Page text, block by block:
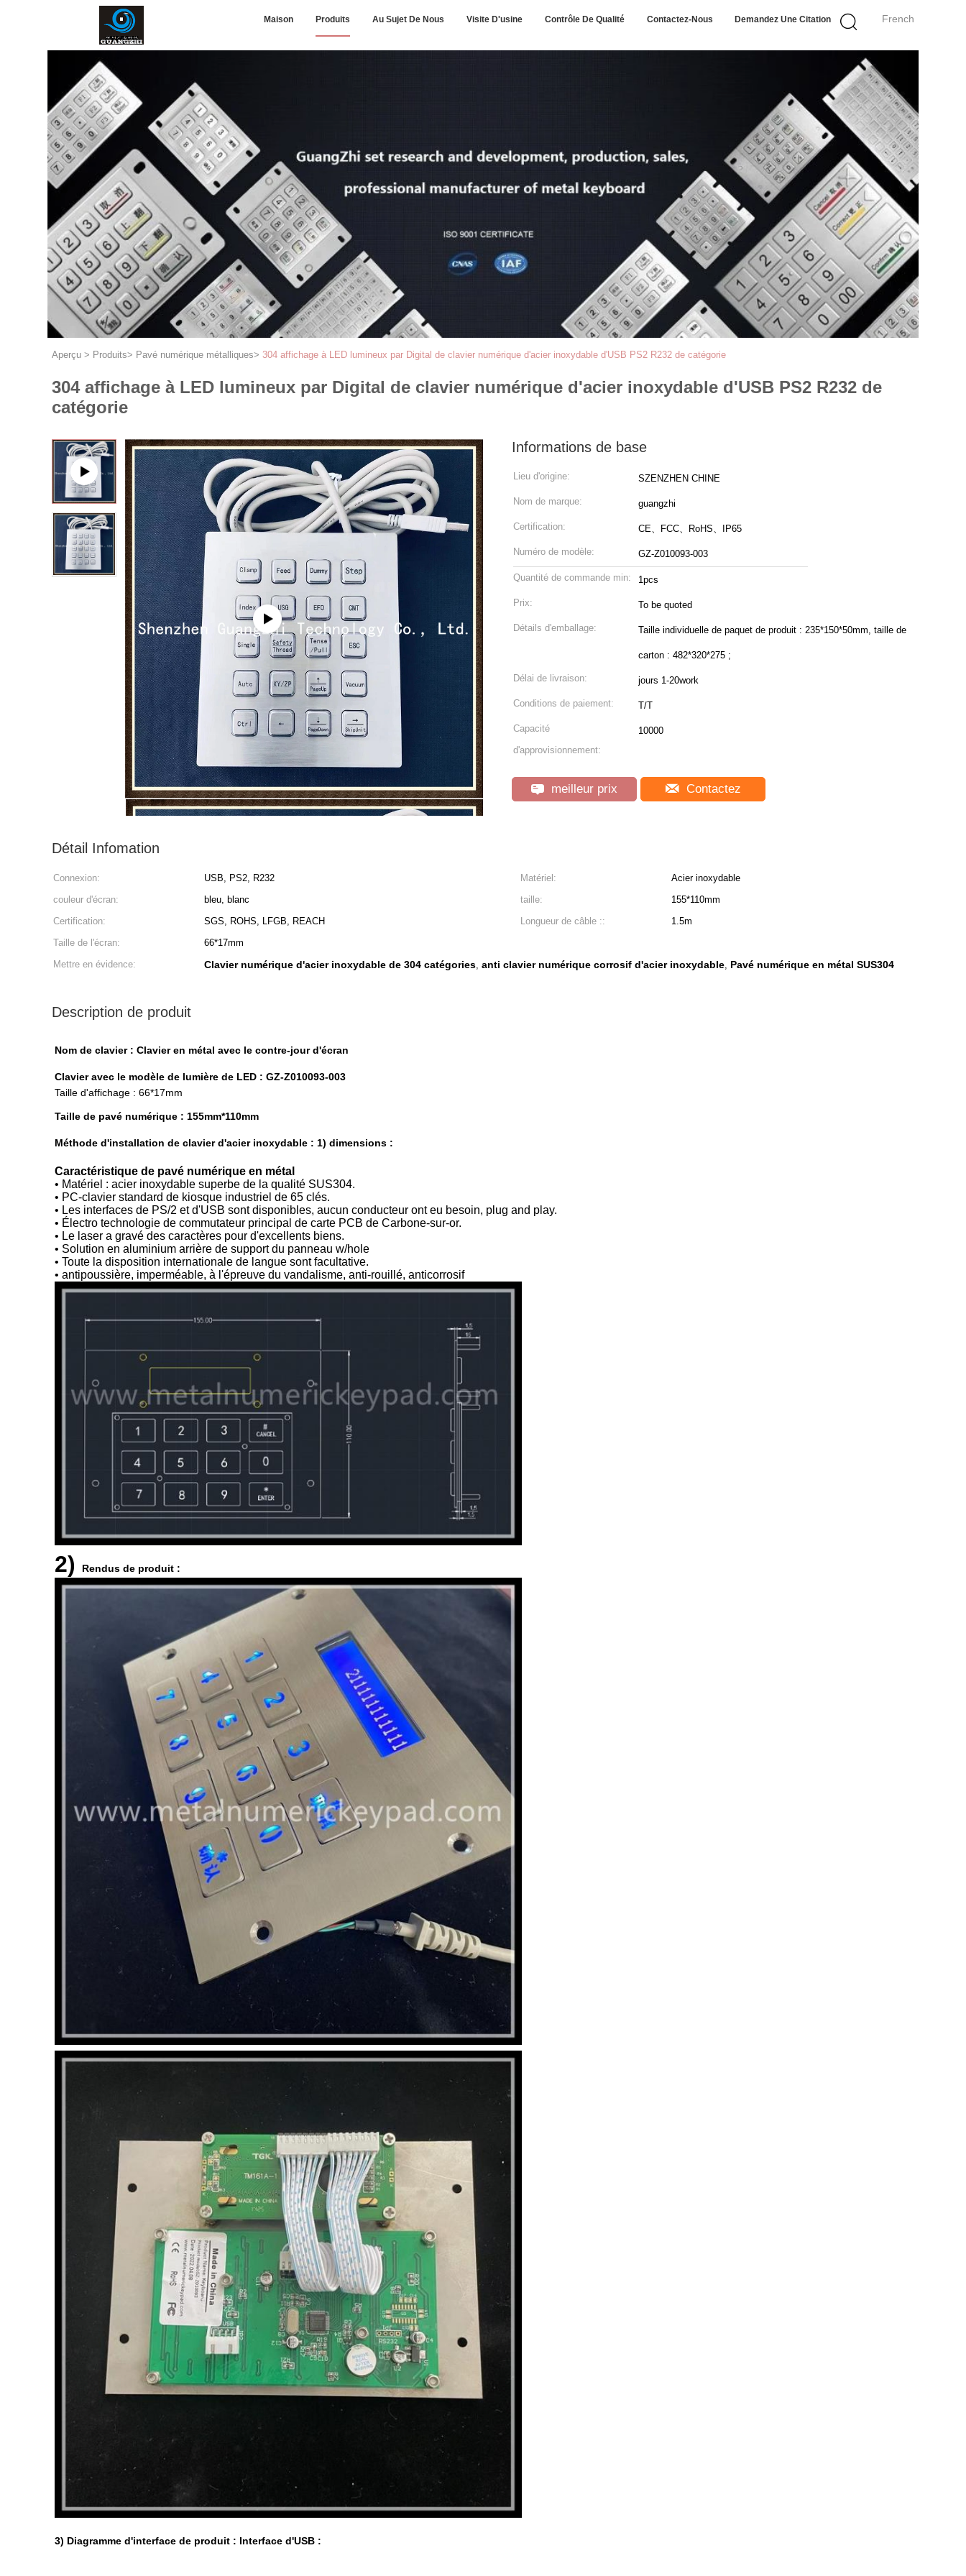
French
Maison Produits Au Sujet De Nous Visite D'usine Contrôle De Qualité Contactez-Nous Demandez Une Citation
Aperçu > Produits> Pavé numérique métalliques> 304 affichage à LED lumineux par Digital de clavier numérique d'acier inoxydable d'USB PS2 R232 de catégorie
304 affichage à LED lumineux par Digital de clavier numérique d'acier inoxydable d'USB PS2 R232 de
catégorie
Informations de base
Lieu d'origine: SZENZHEN CHINE
Nom de marque: guangzhi
Certification: CE、FCC、RoHS、IP65
Numéro de modèle: GZ-Z010093-003
Quantité de commande min: 1pcs
Prix: To be quoted
Détails d'emballage: Taille individuelle de paquet de produit : 235*150*50mm, taille de
carton : 482*320*275 ;
Délai de livraison: jours 1-20work
Conditions de paiement: T/T
Capacité
d'approvisionnement:
10000
meilleur prix Contactez
Détail Infomation
Connexion: USB, PS2, R232 Matériel:
Acier inoxydable
couleur d'écran:
bleu, blanc taille:
155*110mm
Certification:
SGS, ROHS, LFGB, REACH Longueur de câble ::
1.5m
Taille de l'écran:
66*17mm
Mettre en évidence:
Clavier numérique d'acier inoxydable de 304 catégories, anti clavier numérique corrosif d'acier inoxydable, Pavé numérique en métal SUS304
Description de produit
Nom de clavier : Clavier en métal avec le contre-jour d'écran
Clavier avec le modèle de lumière de LED : GZ-Z010093-003
Taille d'affichage : 66*17mm
Taille de pavé numérique : 155mm*110mm
Méthode d'installation de clavier d'acier inoxydable : 1) dimensions :
Caractéristique de pavé numérique en métal
• Matériel : acier inoxydable superbe de la qualité SUS304.
• PC-clavier standard de kiosque industriel de 65 clés.
• Les interfaces de PS/2 et d'USB sont disponibles, aucun conducteur ont eu besoin, plug and play.
• Électro technologie de commutateur principal de carte PCB de Carbone-sur-or.
• Le laser a gravé des caractères pour d'excellents biens.
• Solution en aluminium arrière de support du panneau w/hole
• Toute la disposition internationale de langue sont facultative.
• antipoussière, imperméable, à l'épreuve du vandalisme, anti-rouillé, anticorrosif
2) Rendus de produit :
3) Diagramme d'interface de produit : Interface d'USB :